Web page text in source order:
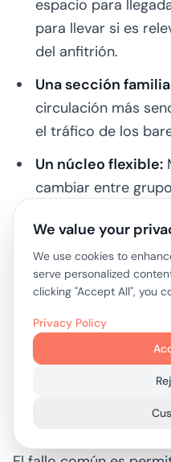
espacio para
para llevar si es
del anfitrión.
Una sección
circulación más
el tráfico de los
Un núcleo flexible:
cambiar entre
Bar o lounge
Una sala dirigida por
zonificación clara. La
cerca del bar. Las
largas necesitan
We value your
We use cookies to
serve personalized
clicking "Accept All", you
Privacy Policy